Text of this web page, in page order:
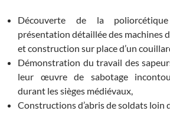
Découverte de la
présentation détaillée des machines
et construction sur place d’un
Démonstration du travail des
leur œuvre de sabotage
durant les sièges médiévaux,
Constructions d’abris de soldats loin